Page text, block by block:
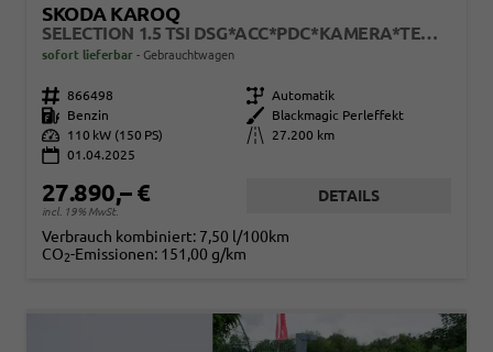
SKODA KAROQ
SELECTION 1.5 TSI DSG*ACC*PDC*KAMERA*TEMPOMAT*LED*SMARTLINK*KLIMA*RADIO*17-ZOLL
sofort lieferbar Gebrauchtwagen
Fahrzeugnr. 866498 Getriebe Automatik
Kraftstoff
Benzin Außenfarbe
Blackmagic Perleffekt
Leistung
110 kW (150 PS) Kilometerstand
27.200 km
01.04.2025
27.890,– €
incl. 19% MwSt.
DETAILS
Verbrauch kombiniert: 7,50 l/100km
CO2-Emissionen: 151,00 g/km